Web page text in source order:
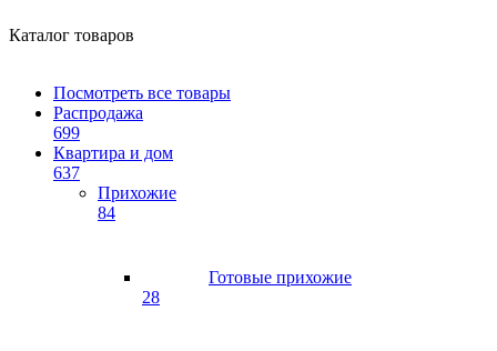
Каталог товаров
Посмотреть все товары
Распродажа
699
Квартира и дом
637
Прихожие
84
Готовые прихожие
28